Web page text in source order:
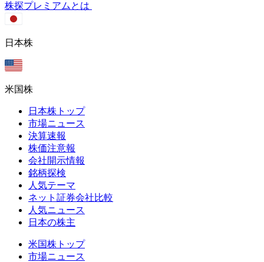
株探プレミアムとは
日本株
米国株
日本株トップ
市場ニュース
決算速報
株価注意報
会社開示情報
銘柄探検
人気テーマ
ネット証券会社比較
人気ニュース
日本の株主
米国株トップ
市場ニュース